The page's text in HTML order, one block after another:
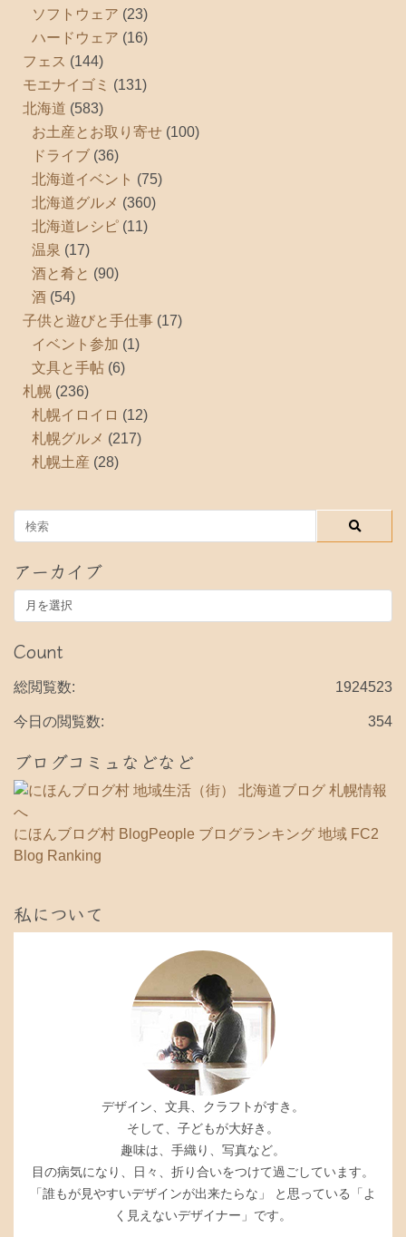
ソフトウェア (23)
ハードウェア (16)
フェス (144)
モエナイゴミ (131)
北海道 (583)
お土産とお取り寄せ (100)
ドライブ (36)
北海道イベント (75)
北海道グルメ (360)
北海道レシピ (11)
温泉 (17)
酒と肴と (90)
酒 (54)
子供と遊びと手仕事 (17)
イベント参加 (1)
文具と手帖 (6)
札幌 (236)
札幌イロイロ (12)
札幌グルメ (217)
札幌土産 (28)
アーカイブ
ー
カ
ブ
Count
1924523
総閲覧数:
354
今日の閲覧数:
ブログコミュなどなど
にほんブログ村 BlogPeople ブログランキング 地域 FC2
Blog Ranking
私について
デザイン、文具、クラフトがすき。
そして、子どもが大好き。
趣味は、手織り、写真など。
目の病気になり、日々、折り合いをつけて過ごしています。
「誰もが見やすいデザインが出来たらな」 と思っている「よ
く見えないデザイナー」です。